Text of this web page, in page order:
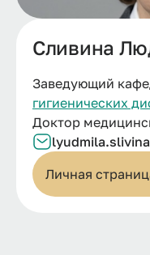
Сливина
Заведующий
гигиенических
Доктор
lyudmila.
Личная